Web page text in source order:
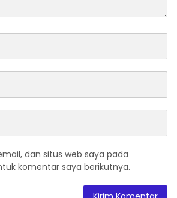
dan situs web saya pada
komentar saya berikutnya.